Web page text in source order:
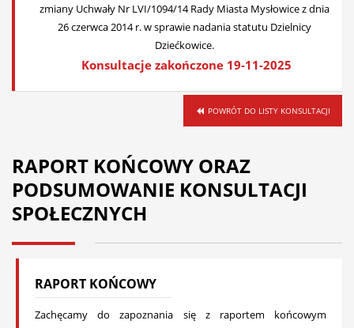
zmiany Uchwały Nr LVI/1094/14 Rady Miasta Mysłowice z dnia
26 czerwca 2014 r. w sprawie nadania statutu Dzielnicy
Dziećkowice.
Konsultacje zakończone 19-11-2025
POWRÓT DO LISTY KONSULTACJI
RAPORT KOŃCOWY ORAZ
PODSUMOWANIE KONSULTACJI
SPOŁECZNYCH
RAPORT KOŃCOWY
Zachęcamy do zapoznania się z raportem końcowym